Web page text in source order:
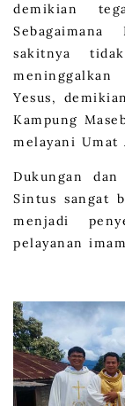
demikian
sakitnya
Yesus,
Kampung
melayani Umat
Dukungan
Sintus sangat
menjadi
pelayanan